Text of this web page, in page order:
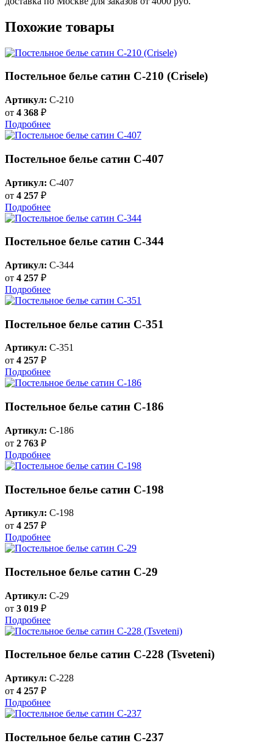
Похожие товары
Постельное белье сатин С-210 (Crisele)
Артикул: C-210
от 4 368 ₽
Подробнее
Постельное белье сатин С-407
Артикул: C-407
от 4 257 ₽
Подробнее
Постельное белье сатин С-344
Артикул: C-344
от 4 257 ₽
Подробнее
Постельное белье сатин С-351
Артикул: C-351
от 4 257 ₽
Подробнее
Постельное белье сатин С-186
Артикул: C-186
от 2 763 ₽
Подробнее
Постельное белье сатин С-198
Артикул: C-198
от 4 257 ₽
Подробнее
Постельное белье сатин C-29
Артикул: C-29
от 3 019 ₽
Подробнее
Постельное белье сатин С-228 (Tsveteni)
Артикул: C-228
от 4 257 ₽
Подробнее
Постельное белье сатин С-237